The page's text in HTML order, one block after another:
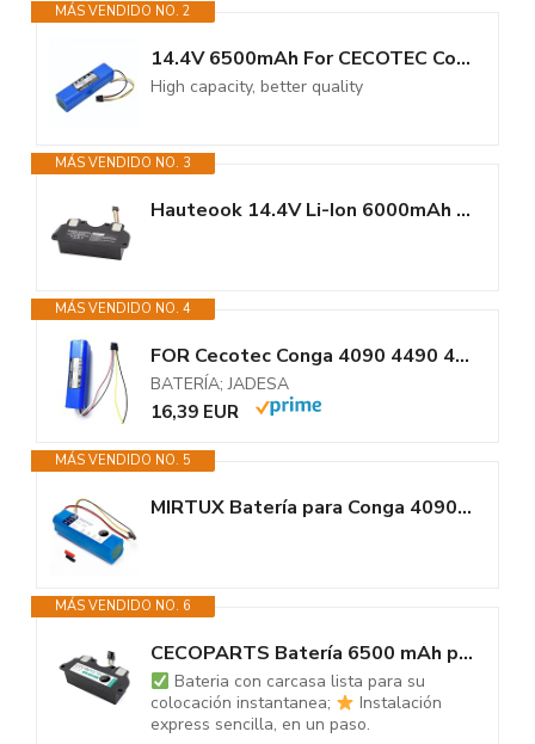
MÁS VENDIDO NO. 2
14.4V 6500mAh For CECOTEC Conga 4090 4490 4690 4590 Mopping Robot Battery...
High capacity, better quality
MÁS VENDIDO NO. 3
Hauteook 14.4V Li-Ion 6000mAh baterías de aspiradoras batería para Conga...
MÁS VENDIDO NO. 4
FOR Cecotec Conga 4090 4490 4690 4590 Robotic Vacuum Cleaner New 14.8V...
BATERÍA; JADESA
16,39 EUR
MÁS VENDIDO NO. 5
MIRTUX Batería para Conga 4090 4490 4590 4690 Li-Ion 5600 mAh 80.64Wh...
MÁS VENDIDO NO. 6
CECOPARTS Batería 6500 mAh para Cecotec Conga 4090, 4490 y 4690. Capacidad...
Bateria con carcasa lista para su
colocación instantanea;
Instalación
express sencilla, en un paso.